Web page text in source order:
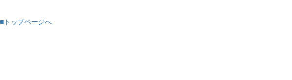
■トップページへ